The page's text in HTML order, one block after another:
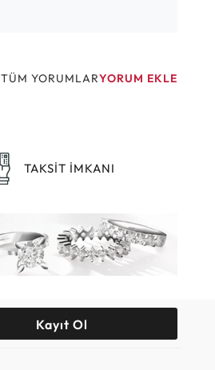
TÜM YORUMLARYORUM EKLE
TAKSİT İMKANI
Kayıt Ol